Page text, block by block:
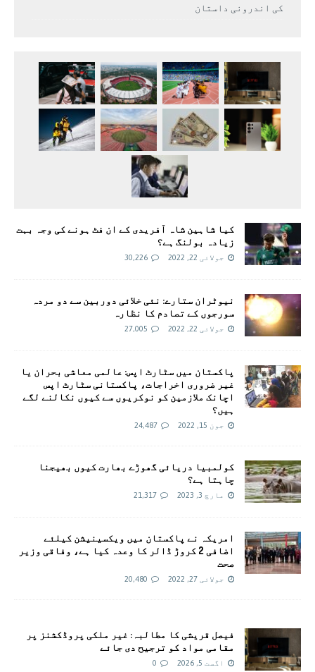
کی اندرونی داستان
کیا شاہین شاہ آفریدی کے ان فٹ ہونے کی وجہ بہت
زیادہ بولنگ ہے؟
جولائی 22, 2022 30,226
نیوٹران ستارے: نئی خلائی دوربین سے دو مردہ
سورجوں کے تصادم کا نظارہ
جولائی 22, 2022 27,005
پاکستان میں سٹارٹ اپس: عالمی معاشی بحران یا
غیر ضروری اخراجات، پاکستانی سٹارٹ اپس
اچانک ملازمین کو نوکریوں سے کیوں نکالنے لگے
ہیں؟
جون 15, 2022 24,487
کولمبیا دریائی گھوڑے بھارت کیوں بھیجنا
چاہتا ہے؟
مارچ 3, 2023 21,317
امريکہ نے پاکستان میں ویکسینیشن کیلئے
اضافی 2 کروڑ ڈالر کا وعدہ کیا ہے، وفاقی وزیر
صحت
جولائی 27, 2022 20,480
فیصل قریشی کا مطالبہ: غیر ملکی پروڈکشنز پر
مقامی مواد کو ترجیح دی جائے
اگست 5, 2026 0